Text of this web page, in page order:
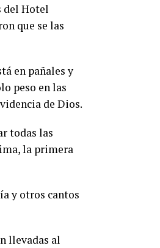
del Hotel
que se las
en pañales y
peso en las
de Dios.
todas las
la primera
y otros cantos
llevadas al